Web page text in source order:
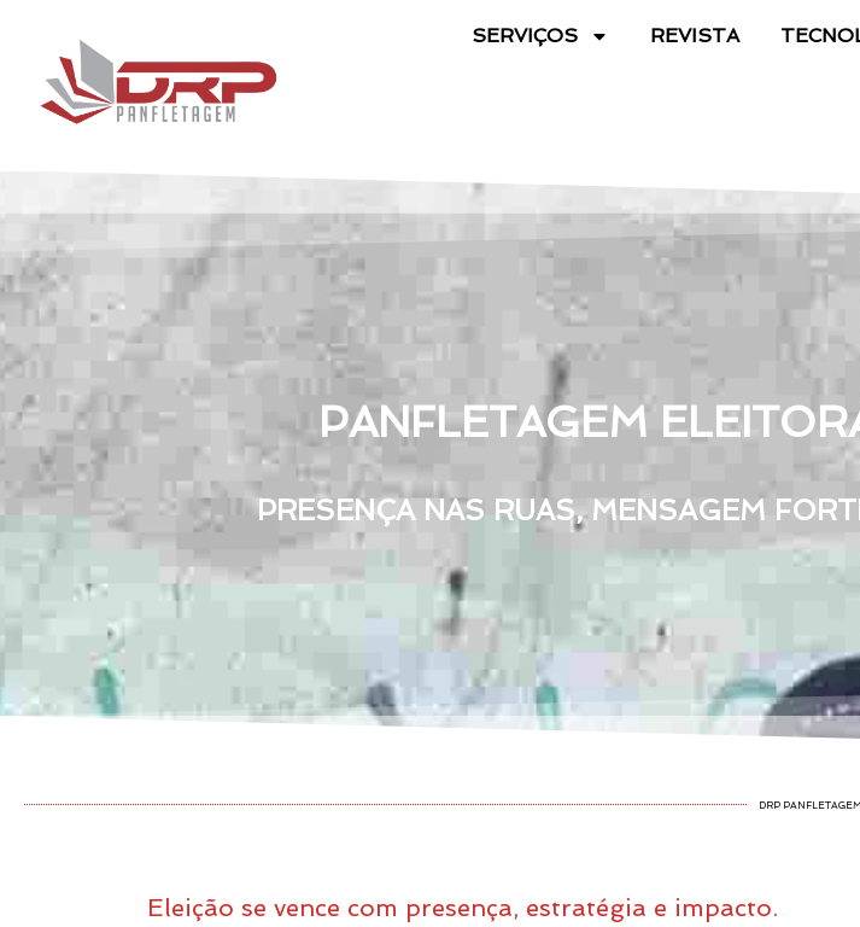
SERVIÇOS REVISTA
PANFLETAGEM
PRESENÇA NAS RUAS, MENSAGEM
DRP PANFLETAGEM
Eleição se vence com presença, estratégia e impacto.